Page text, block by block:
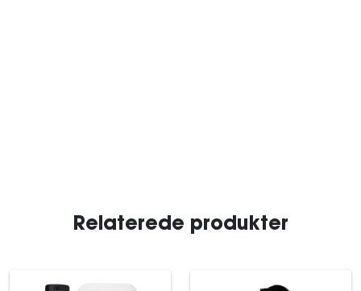
Relaterede produkter